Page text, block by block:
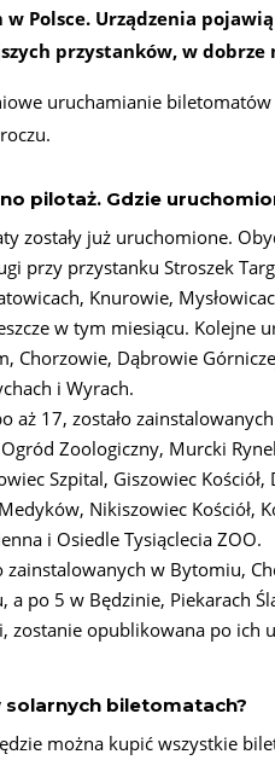
Polsce. Urządzenia
przystanków, w dobrze
uruchamianie
pilotaż. Gdzie
zostały już uruchomione.
przy przystanku Stroszek
Knurowie,
w tym miesiącu. Kolejne
Chorzowie, Dąbrowie
i Wyrach.
aż 17, zostało
Zoologiczny, Murcki
Szpital, Giszowiec
Nikiszowiec Kościół,
i Osiedle Tysiąclecia ZOO.
zainstalowanych w Bytomiu,
a po 5 w Będzinie, Piekarach
zostanie opublikowana po ich
biletomatach?
można kupić wszystkie